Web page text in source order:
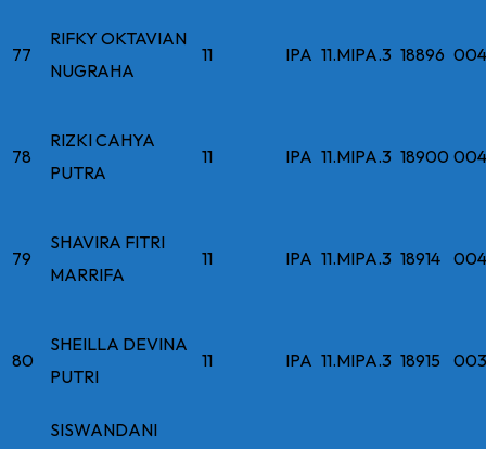
77
RIFKY OKTAVIAN
NUGRAHA
11 IPA 11.MIPA.3 18896
78
RIZKI CAHYA
PUTRA
11 IPA 11.MIPA.3 18900
79
SHAVIRA FITRI
MARRIFA
11 IPA 11.MIPA.3 18914
80
SHEILLA DEVINA
PUTRI
11 IPA 11.MIPA.3 18915
SISWANDANI